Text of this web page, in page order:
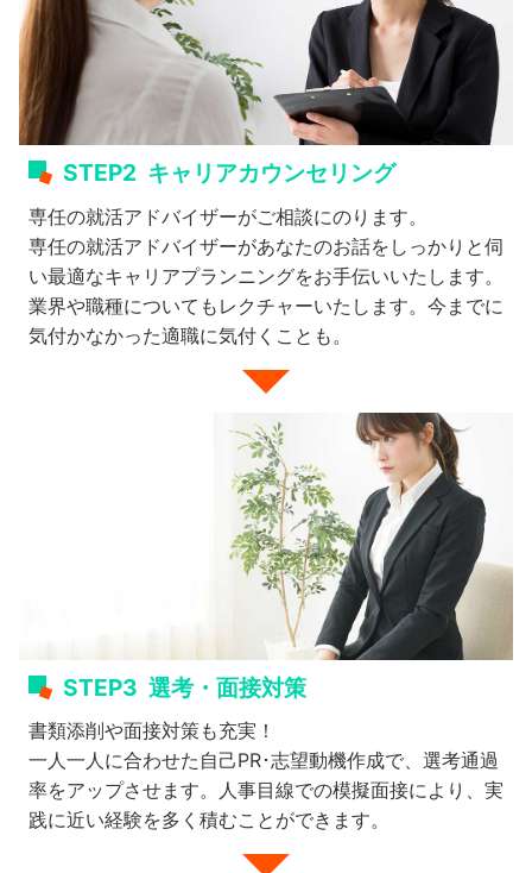
STEP2 キャリアカウンセリング
専任の就活アドバイザーがご相談にのります。
専任の就活アドバイザーがあなたのお話をしっかりと伺
い最適なキャリアプランニングをお手伝いいたします。
業界や職種についてもレクチャーいたします。今までに
気付かなかった適職に気付くことも。
STEP3 選考・面接対策
書類添削や面接対策も充実！
一人一人に合わせた自己PR･志望動機作成で、選考通過
率をアップさせます。人事目線での模擬面接により、実
践に近い経験を多く積むことができます。